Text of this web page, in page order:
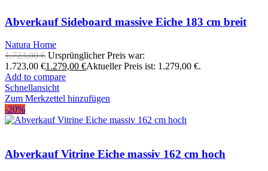
Abverkauf Sideboard massive Eiche 183 cm breit
Natura Home
1.723,00€ Ursprünglicher Preis war:
1.723,00 €1.279,00 €Aktueller Preis ist: 1.279,00 €.
Add to compare
Schnellansicht
Zum Merkzettel hinzufügen
-20%
Abverkauf Vitrine Eiche massiv 162 cm hoch